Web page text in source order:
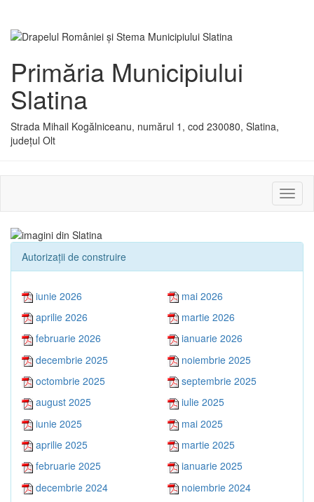
Primăria Municipiului
Slatina
Strada Mihail Kogălniceanu, numărul 1, cod 230080, Slatina,
județul Olt
sau
Autorizaţii de construire
iunie 2026
mai 2026
aprilie 2026
martie 2026
februarie 2026
ianuarie 2026
decembrie 2025
noiembrie 2025
octombrie 2025
septembrie 2025
august 2025
iulie 2025
iunie 2025
mai 2025
aprilie 2025
martie 2025
februarie 2025
ianuarie 2025
decembrie 2024
noiembrie 2024